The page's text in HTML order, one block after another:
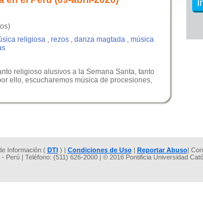
religiosa , rezos , danza magtada , música
religioso alusivos a la Semana Santa, tanto
ello, escucharemos música de procesiones,
Información ( DTI) | Condiciones de Uso| Reportar Abuso|
Perú | Teléfono: (511) 626-2000 | © 2016 Pontificia Universidad